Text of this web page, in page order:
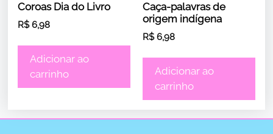
Coroas Dia do Livro
R$6,98
Adicionar ao
carrinho
Caça-palavras de
origem indígena
R$6,98
Adicionar ao
carrinho